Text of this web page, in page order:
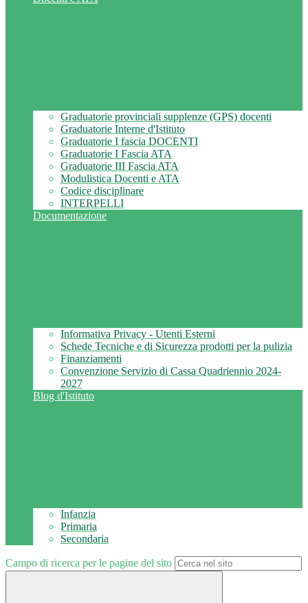
Graduatorie provinciali supplenze (GPS) docenti
Graduatorie Interne d'Istituto
Graduatorie I fascia DOCENTI
Graduatorie I Fascia ATA
Graduatorie III Fascia ATA
Modulistica Docenti e ATA
Codice disciplinare
INTERPELLI
Documentazione
Informativa Privacy - Utenti Esterni
Schede Tecniche e di Sicurezza prodotti per la pulizia
Finanziamenti
Convenzione Servizio di Cassa Quadriennio 2024-
2027
Blog d'Istituto
Infanzia
Primaria
Secondaria
Campo di ricerca per le pagine del sito